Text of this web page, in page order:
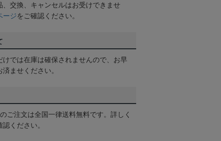
交換、キャンセルはお受けできませ
ージをご確認ください。
けでは在庫は確保されませんので、お早
ませください。
ご注文は全国一律送料無料です。詳しく
認ください。